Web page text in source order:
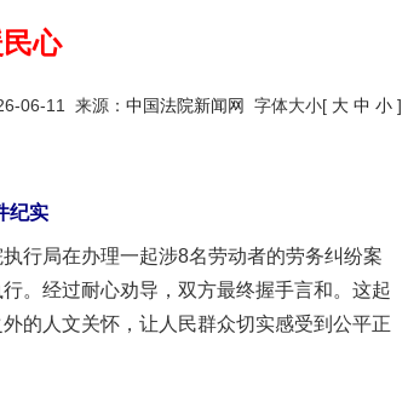
心
06-11 来源： 中国法院新闻网 字体大小[ 大 中 小 ]
纪实
行局在办理一起涉8名劳动者的劳务纠纷案
。经过耐心劝导，双方最终握手言和。这起
的人文关怀，让人民群众切实感受到公平正